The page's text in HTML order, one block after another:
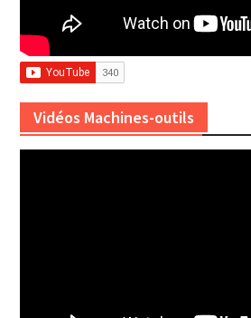
Vidéos Machines-outils